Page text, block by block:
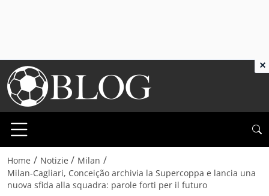
Home / Notizie / Milan /
Milan-Cagliari, Conceição archivia la Supercoppa e lancia una
nuova sfida alla squadra: parole forti per il futuro
×